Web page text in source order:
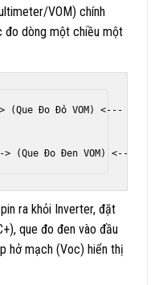
VOM) chính
đo dòng một chiều một
(Que Đo Đỏ VOM) <--- [Ma
ra khỏi Inverter, đặt
que đo đen vào đầu
hở mạch (Voc) hiển thị